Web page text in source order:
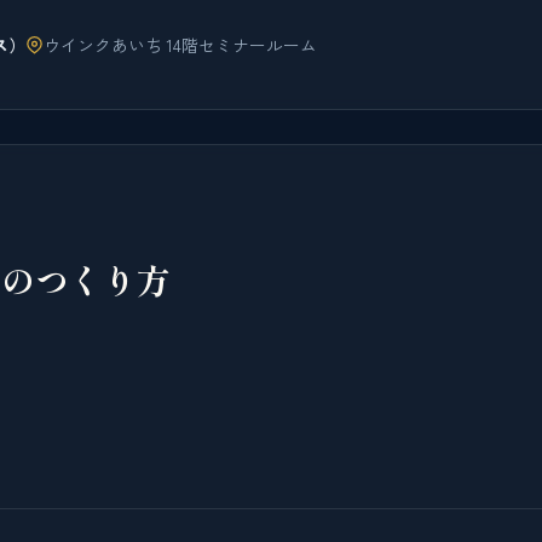
ウインクあいち 14階セミナールーム
つくり方